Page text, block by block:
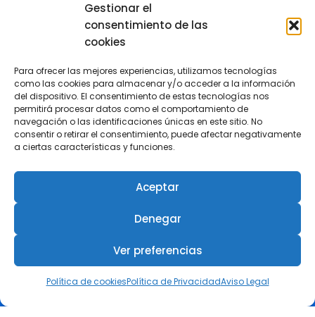
Gestionar el
consentimiento de las
cookies
Para ofrecer las mejores experiencias, utilizamos tecnologías
como las cookies para almacenar y/o acceder a la información
del dispositivo. El consentimiento de estas tecnologías nos
permitirá procesar datos como el comportamiento de
navegación o las identificaciones únicas en este sitio. No
consentir o retirar el consentimiento, puede afectar negativamente
a ciertas características y funciones.
Aceptar
Denegar
Ver preferencias
Política de cookiesPolítica de PrivacidadAviso Legal
COIIRM
Colégiate
Visa tu Proyecto
Canal de Asistencia Jurídica
Club de Descuentos COIIRM